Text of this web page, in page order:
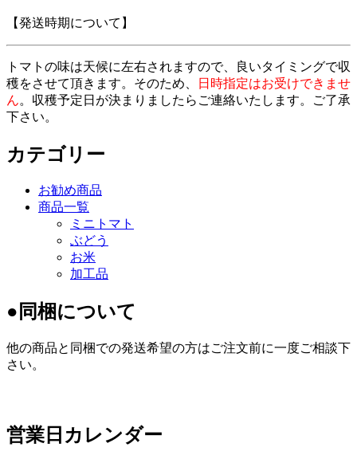
【発送時期について】
トマトの味は天候に左右されますので、良いタイミングで収
穫をさせて頂きます。そのため、
日時指定はお受けできませ
ん。収穫予定日が決まりましたらご連絡いたします。ご了承
下さい。
カテゴリー
お勧め商品
商品一覧
ミニトマト
ぶどう
お米
加工品
●同梱について
他の商品と同梱での発送希望の方はご注文前に一度ご相談下
さい。
営業日カレンダー